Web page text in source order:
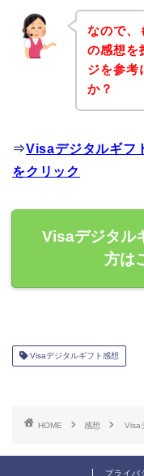
なので、
の感想を
ジを参考
か？
⇒Visaデジタルギフ
をクリック
Visaデジタル
方は
Visaデジタルギフト感想
HOME 感想 Visa
プライバ